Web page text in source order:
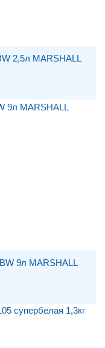
2,5л MARSHALL
9л MARSHALL